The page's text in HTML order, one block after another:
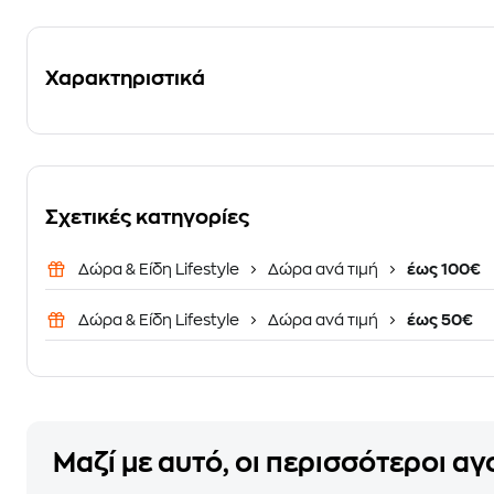
Χαρακτηριστικά
Σχετικές κατηγορίες
Δώρα & Είδη Lifestyle Δώρα ανά τιμή έως 100€
Δώρα & Είδη Lifestyle Δώρα ανά τιμή έως 50€
Μαζί με αυτό, οι περισσότεροι